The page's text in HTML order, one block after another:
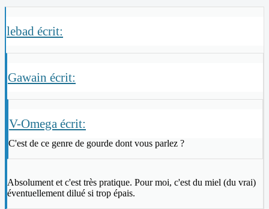
lebad écrit:
Gawain écrit:
V-Omega écrit:
C'est de ce genre de gourde dont vous parlez ?
Absolument et c'est très pratique. Pour moi, c'est du miel (du vrai)
éventuellement dilué si trop épais.